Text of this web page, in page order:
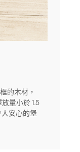
的木材，
量小於 1.5
安心的堡